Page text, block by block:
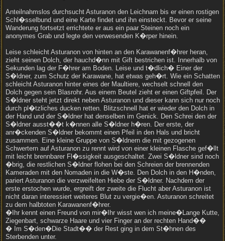
Anteilnahmslos durchsucht Asturanon den Leichnam bis er einen rostigen
Schl�sselbund und eine Karte findet und ihn einsteckt. Bevor er seine
Wanderung fortsetzt errichtete er aus ein paar Steinen noch ein
anonymes Grab und legte den verwesenden K�rper hinein.
Leise schleicht Asturanon von hinten an den Karawanenf�hrer heran,
zieht seinen Dolch, der hauchd�nn mit Gift bestrichen ist. Innerhalb von
Sekunden lag der F�hrer am Boden. Leise und t�dlich� Einer der
S�ldner, zum Schutz der Karawane, hat etwas geh�rt. Wie ein Schatten
schleicht Asturanon hinter eines der Maultiere, wechselt schnell den
Dolch gegen sein Blasrohr. Aus einem Beutel zieht er einen Giftpfeil. Der
S�ldner steht jetzt direkt neben Asturanon und dieser kann sich nur noch
durch pl�tzliches ducken retten. Blitzschnell hat er wieder den Dolch in
der Hand und der S�ldner hat denselben im Genick. Den Schrei den der
S�ldner ausst��t k�nnen alle S�ldner h�ren. Der erste, der
anr�ckenden S�ldner bekommt einen Pfeil in den Hals und bricht
zusammen. Eine kleine Gruppe von S�ldnern die mit gezogenen
Schwertern auf Asturanon zu rennt wird von einer kleinen Flasche gef�llt
mit leicht brennbarer Fl�ssigkeit ausgeschaltet. Zwei S�ldner sind noch
�brig, die restlichen S�ldner flohen bei den Schreien der brennenden
Kameraden mit den Nomaden in die W�ste. Den Dolch in den H�nden,
pariert Asturanon die verzweifelten Hiebe der S�ldner. Nachdem der
erste erstochen wurde, ergreift der zweite die Flucht aber Asturanon ist
nicht daran interessiert weiteres Blut zu vergie�en. Asturanon schreitet
zu dem halbtoten Karawanenf�hrer.
�Ihr kennt einen Freund von mir�Ihr wisst wen ich meine�Lange Kutte,
Ziegenbart, schwarze Haare und vier Finger an der rechten Hand��
� Im S�den�Die Stadt�� der Rest ging in dem St�hnen des
Sterbenden unter.